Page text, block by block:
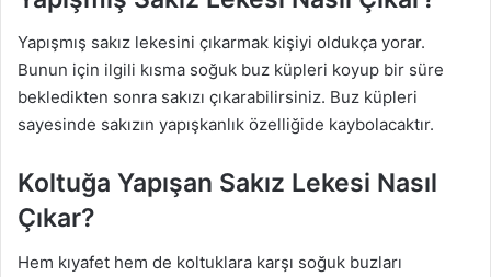
Yapışmış sakız lekesini çıkarmak kişiyi oldukça yorar.
Bunun için ilgili kısma soğuk buz küpleri koyup bir süre
bekledikten sonra sakızı çıkarabilirsiniz. Buz küpleri
sayesinde sakızın yapışkanlık özelliğide kaybolacaktır.
Koltuğa Yapışan Sakız Lekesi Nasıl
Çıkar?
Hem kıyafet hem de koltuklara karşı soğuk buzları